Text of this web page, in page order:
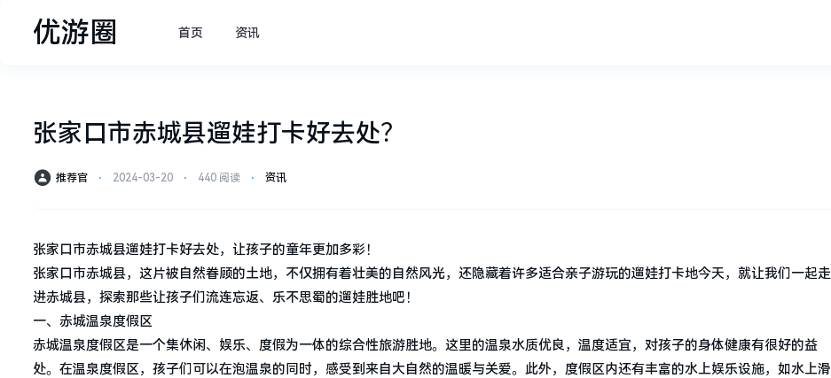
优游圈 首页 资讯
张家口市赤城县遛娃打卡好去处？
推荐官 ⋅ 2024-03-20 ⋅ 440 阅读 ⋅ 资讯
张家口市赤城县遛娃打卡好去处，让孩子的童年更加多彩！
张家口市赤城县，这片被自然眷顾的土地，不仅拥有着壮美的自然风光，还隐藏着许多适合亲子游玩的遛娃打卡地今天，就让我们一起走
进赤城县，探索那些让孩子们流连忘返、乐不思蜀的遛娃胜地吧！
一、赤城温泉度假区
赤城温泉度假区是一个集休闲、娱乐、度假为一体的综合性旅游胜地。这里的温泉水质优良，温度适宜，对孩子的身体健康有很好的益
处。在温泉度假区，孩子们可以在泡温泉的同时，感受到来自大自然的温暖与关爱。此外，度假区内还有丰富的水上娱乐设施，如水上滑